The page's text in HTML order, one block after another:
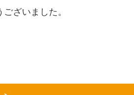
ざいました。